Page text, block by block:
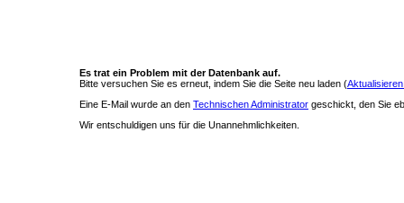
Es trat ein Problem mit der Datenbank auf.
Bitte versuchen Sie es erneut, indem Sie die Seite neu laden (
Eine E-Mail wurde an den Technischen Administrator geschickt, den Sie
Wir entschuldigen uns für die Unannehmlichkeiten.